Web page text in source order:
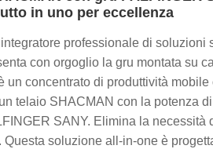
in uno per eccellenza
integratore professionale di soluzioni
con orgoglio la gru montata su
un concentrato di produttività
telaio SHACMAN con la potenza
SANY. Elimina la necessità
Questa soluzione all-in-one è